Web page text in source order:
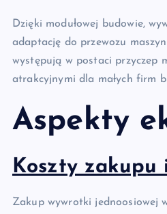
Dzięki modułowej budowie,
adaptację do przewozu
występują w postaci przyczep
atrakcyjnymi dla małych firm
Aspekty
Koszty zakupu
Zakup wywrotki jednoosiowej